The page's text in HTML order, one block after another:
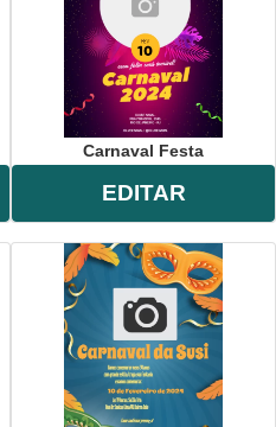
Carnaval Festa
EDITAR